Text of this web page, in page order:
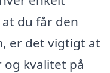
du får den
er det vigtigt at
og kvalitet på